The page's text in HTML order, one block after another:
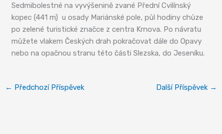
Sedmibolestné na vyvýšenině zvané Přední Cvilínský
kopec (441 m) u osady Mariánské pole, půl hodiny chůze
po zelené turistické značce z centra Krnova. Po návratu
můžete vlakem Českých drah pokračovat dále do Opavy
nebo na opačnou stranu této části Slezska, do Jeseníku.
← Předchozí Příspěvek Další Příspěvek →